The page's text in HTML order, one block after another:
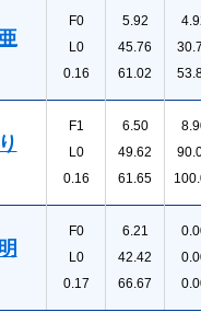
F0
L0
0.16
5.92
45.76
61.02
F1
L0
0.16
6.50
49.62
61.65
F0
L0
0.17
6.21
42.42
66.67